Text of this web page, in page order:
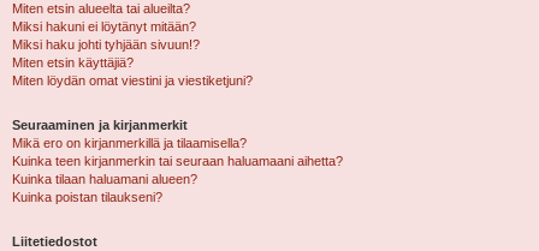
Miten etsin alueelta tai alueilta?
Miksi hakuni ei löytänyt mitään?
Miksi haku johti tyhjään sivuun!?
Miten etsin käyttäjiä?
Miten löydän omat viestini ja viestiketjuni?
Seuraaminen ja kirjanmerkit
Mikä ero on kirjanmerkillä ja tilaamisella?
Kuinka teen kirjanmerkin tai seuraan haluamaani aihetta?
Kuinka tilaan haluamani alueen?
Kuinka poistan tilaukseni?
Liitetiedostot